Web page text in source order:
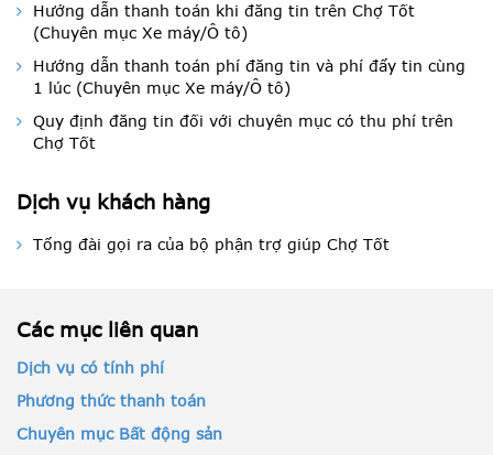
Hướng dẫn thanh toán khi đăng tin trên Chợ Tốt
(Chuyên mục Xe máy/Ô tô)
Hướng dẫn thanh toán phí đăng tin và phí đẩy tin cùng
1 lúc (Chuyên mục Xe máy/Ô tô)
Quy định đăng tin đối với chuyên mục có thu phí trên
Chợ Tốt
Dịch vụ khách hàng
Tổng đài gọi ra của bộ phận trợ giúp Chợ Tốt
Các mục liên quan
Dịch vụ có tính phí
Phương thức thanh toán
Chuyên mục Bất động sản